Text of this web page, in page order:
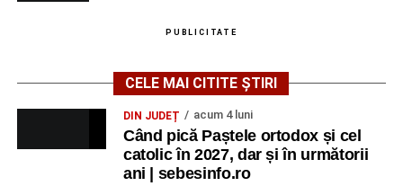
PUBLICITATE
CELE MAI CITITE ȘTIRI
DIN JUDEȚ acum 4 luni
Când pică Paștele ortodox și cel
catolic în 2027, dar și în următorii
ani | sebesinfo.ro